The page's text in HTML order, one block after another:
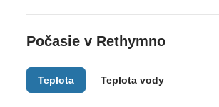
Počasie v Rethymno
Teplota Teplota vody